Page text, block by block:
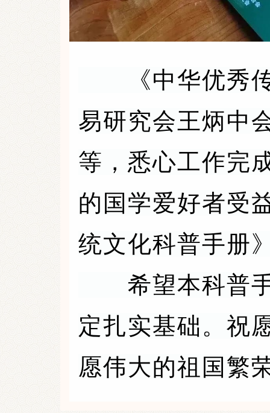
《中华优秀传
易研究会王炳中
等，悉心工作完
的国学爱好者受
统文化科普手册
希望本科普手
定扎实基础。祝
愿伟大的祖国繁